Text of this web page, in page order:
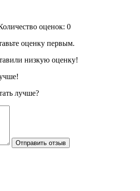
оценок: 0
оценку первым.
низкую оценку!
лучше?
Отправить отзыв